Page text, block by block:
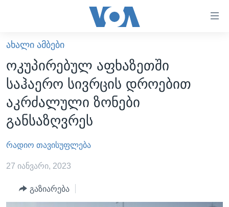
ხელმისაწვდომობისთვის
გადადით
მთავარზე
გადადით
მთავარ
ნავიგაციაზე
გადადით
ძიებაზე
ᲐᲮᲐᲚᲘ ᲐᲛᲑᲔᲑᲘ
ᲡᲐᲥᲐᲠᲗᲕᲔᲚᲝ
ᲐᲨᲨ
ᲐᲨᲨ-ᲘᲡ ᲐᲠᲩᲔᲕᲜᲔᲑᲘ 2024
ᲛᲡᲝᲤᲚᲘᲝ
ᲕᲘᲓᲔᲝᲔᲑᲘ
ᲒᲐᲓᲐᲪᲔᲛᲔᲑᲘ
ᲕᲐᲨᲘᲜᲒᲢᲝᲜᲘ ᲓᲦᲔᲡ
ᲡᲮᲕᲐ ᲡᲘᲐᲮᲚᲔᲔᲑᲘ
ᲐᲮᲐᲚᲘ ᲐᲛᲑᲔᲑᲘ
ოკუპირებულ აფხაზეთში
საჰაერო სივრცის დროებით
აკრძალული ზონები
განსაზღვრეს
რადიო თავისუფლება
27 იანვარი, 2023
გაზიარება